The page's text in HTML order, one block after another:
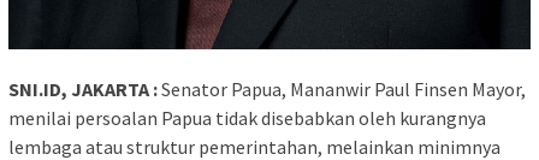
SNI.ID, JAKARTA :Senator Papua, Mananwir Paul Finsen Mayor,
menilai persoalan Papua tidak disebabkan oleh kurangnya
lembaga atau struktur pemerintahan, melainkan minimnya